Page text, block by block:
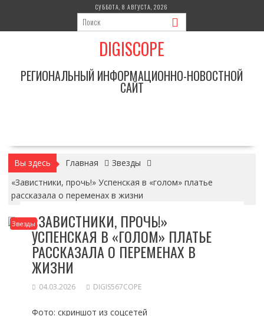
содержимому
СУББОТА, 8 АВГУСТА, 2026
DIGISCOPE
РЕГИОНАЛЬНЫЙ ИНФОРМАЦИОННО-НОВОСТНОЙ
САЙТ
Вы здесь Главная
Звезды
«Завистники, прочь!» Успенская в «голом» платье
рассказала о переменах в жизни
Звезды«ЗАВИСТНИКИ, ПРОЧЬ!»
УСПЕНСКАЯ В «ГОЛОМ» ПЛАТЬЕ
РАССКАЗАЛА О ПЕРЕМЕНАХ В
ЖИЗНИ
04.03.2026 DIGIS567COPE
Фото: скриншот из соцсетей